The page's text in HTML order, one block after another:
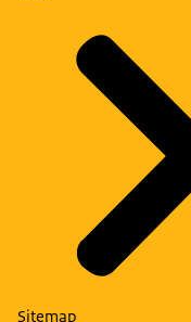
Sitemap